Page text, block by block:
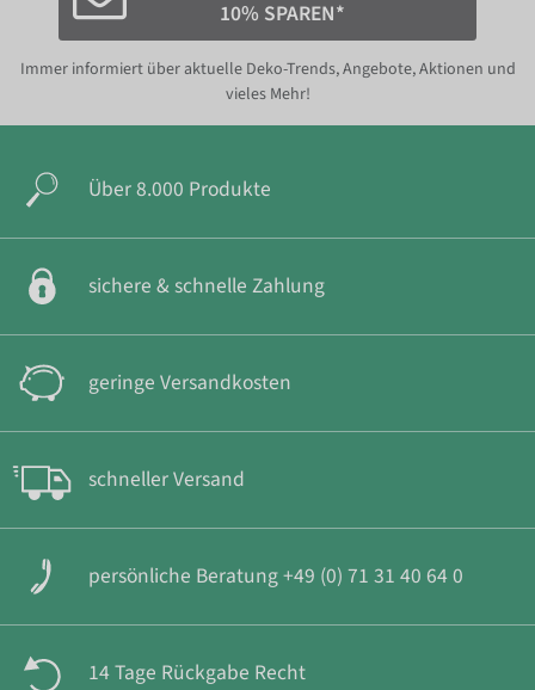
10% SPAREN*
Immer informiert über aktuelle Deko-Trends, Angebote, Aktionen und
vieles Mehr!
Über 8.000 Produkte
sichere & schnelle Zahlung
geringe Versandkosten
schneller Versand
persönliche Beratung +49 (0) 71 31 40 64 0
14 Tage Rückgabe Recht